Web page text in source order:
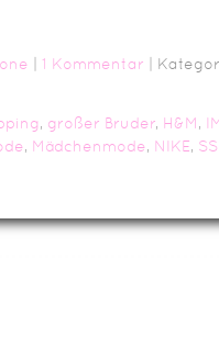
1 Kommentar |
, großer Bruder, H&M,
, Mädchenmode, NIKE,